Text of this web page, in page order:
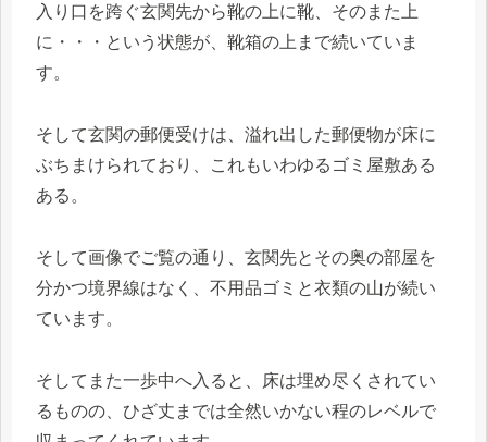
入り口を跨ぐ玄関先から靴の上に靴、そのまた上
に・・・という状態が、靴箱の上まで続いていま
す。
そして玄関の郵便受けは、溢れ出した郵便物が床に
ぶちまけられており、これもいわゆるゴミ屋敷ある
ある。
そして画像でご覧の通り、玄関先とその奥の部屋を
分かつ境界線はなく、不用品ゴミと衣類の山が続い
ています。
そしてまた一歩中へ入ると、床は埋め尽くされてい
るものの、ひざ丈までは全然いかない程のレベルで